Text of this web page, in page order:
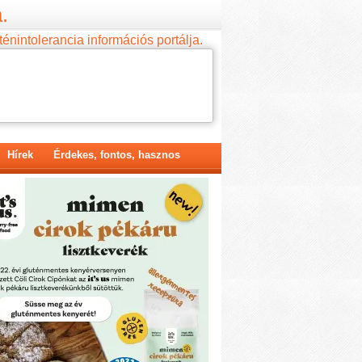
információs portálja.
Hírek Érdekes, fontos, hasznos